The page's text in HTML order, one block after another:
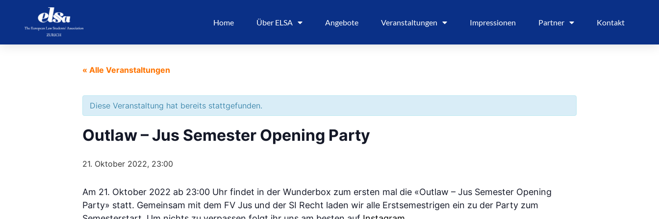
Home Über ELSA Angebote Veranstaltungen Impressionen Partner Kontakt
« Alle Veranstaltungen
Diese Veranstaltung hat bereits stattgefunden.
Outlaw – Jus Semester Opening Party
21. Oktober 2022, 23:00
Am 21. Oktober 2022 ab 23:00 Uhr findet in der Wunderbox zum ersten mal die «Outlaw – Jus Semester Opening
Party» statt. Gemeinsam mit dem FV Jus und der SI Recht laden wir alle Erstsemestrigen ein zu der Party zum